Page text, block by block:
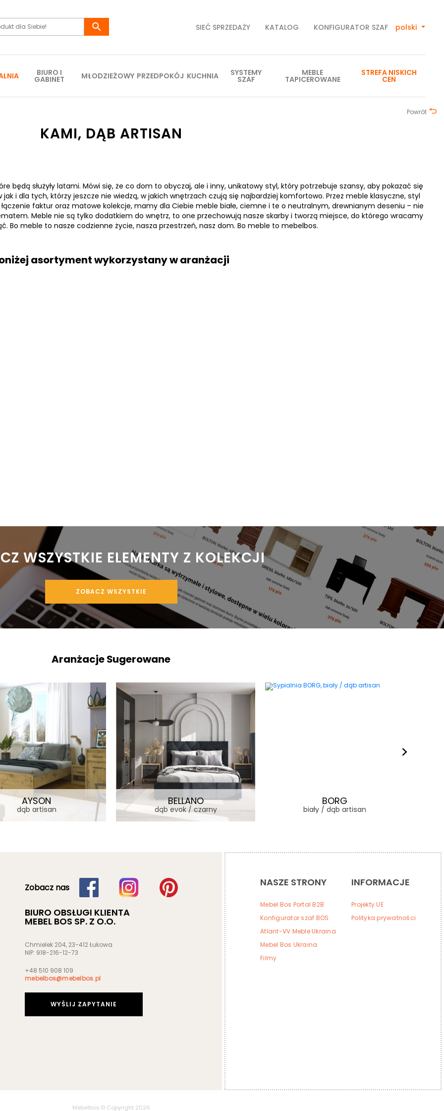
SIEĆ SPRZEDAŻY KATALOG KONFIGURATOR SZAF polski
BIURO I
GABINET MŁODZIEŻOWY PRZEDPOKÓJ KUCHNIA SYSTEMY
SZAF
MEBLE
TAPICEROWANE
STREFA NISKICH
CEN
Powrót
KAMI, DĄB ARTISAN
będą służyły latami. Mówi się, że co dom to obyczaj, ale i inny, unikatowy styl, który potrzebuje szansy, aby pokazać się
i dla tych, którzy jeszcze nie wiedzą, w jakich wnętrzach czują się najbardziej komfortowo. Przez meble klasyczne, styl
faktur oraz matowe kolekcje, mamy dla Ciebie meble białe, ciemne i te o neutralnym, drewnianym deseniu – nie
Meble nie są tylko dodatkiem do wnętrz, to one przechowują nasze skarby i tworzą miejsce, do którego wracamy
Bo meble to nasze codzienne życie, nasza przestrzeń, nasz dom. Bo meble to mebelbos.
asortyment wykorzystany w aranżacji
WSZYSTKIE ELEMENTY Z KOLEKCJI
ZOBACZ WSZYSTKIE
Aranżacje Sugerowane
AYSON
dąb artisan
BELLANO
dąb evok / czarny
BORG
biały / dąb artisan
Zobacz nas
BIURO OBSŁUGI KLIENTA
MEBEL BOS SP. Z O.O.
Chmielek 204, 23-412 Łukowa
NIP: 918-216-12-73
+48 510 908 109
mebelbos@mebelbos.pl
WYŚLIJ ZAPYTANIE
NASZE STRONY
Mebel Bos Portal B2B
Konfigurator szaf BOS
Atlant-VV Meble Ukraina
Mebel Bos Ukraina
Filmy
INFORMACJE
Projekty UE
Polityka prywatności
Mebelbos © Copyright 2026